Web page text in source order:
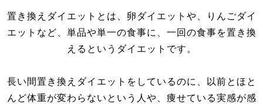
置き換えダイエットとは、卵ダイエットや、りんごダイ
エットなど、単品や単一の食事に、一回の食事を置き換
えるというダイエットです。
長い間置き換えダイエットをしているのに、以前とほと
んど体重が変わらないという人や、痩せている実感が感